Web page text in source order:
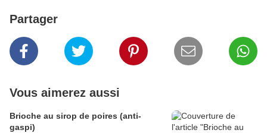
Partager
Vous aimerez aussi
Brioche au sirop de poires (anti-
gaspi)